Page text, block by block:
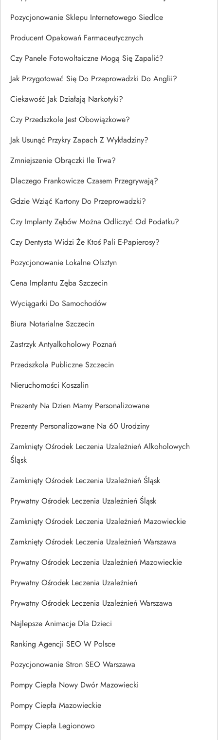
Pozycjonowanie Sklepu Internetowego Siedlce
Producent Opakowań Farmaceutycznych
Czy Panele Fotowoltaiczne Mogą Się Zapalić?
Jak Przygotować Się Do Przeprowadzki Do Anglii?
Ciekawość Jak Działają Narkotyki?
Czy Przedszkole Jest Obowiązkowe?
Jak Usunąć Przykry Zapach Z Wykładziny?
Zmniejszenie Obrączki Ile Trwa?
Dlaczego Frankowicze Czasem Przegrywają?
Gdzie Wziąć Kartony Do Przeprowadzki?
Czy Implanty Zębów Można Odliczyć Od Podatku?
Czy Dentysta Widzi Że Ktoś Pali E-Papierosy?
Pozycjonowanie Lokalne Olsztyn
Cena Implantu Zęba Szczecin
Wyciągarki Do Samochodów
Biura Notarialne Szczecin
Zastrzyk Antyalkoholowy Poznań
Przedszkola Publiczne Szczecin
Nieruchomości Koszalin
Prezenty Na Dzien Mamy Personalizowane
Prezenty Personalizowane Na 60 Urodziny
Zamknięty Ośrodek Leczenia Uzależnień Alkoholowych
Śląsk
Zamknięty Ośrodek Leczenia Uzależnień Śląsk
Prywatny Ośrodek Leczenia Uzależnień Śląsk
Zamknięty Ośrodek Leczenia Uzależnień Mazowieckie
Zamknięty Ośrodek Leczenia Uzależnień Warszawa
Prywatny Ośrodek Leczenia Uzależnień Mazowieckie
Prywatny Ośrodek Leczenia Uzależnień
Prywatny Ośrodek Leczenia Uzależnień Warszawa
Najlepsze Animacje Dla Dzieci
Ranking Agencji SEO W Polsce
Pozycjonowanie Stron SEO Warszawa
Pompy Ciepła Nowy Dwór Mazowiecki
Pompy Ciepła Mazowieckie
Pompy Ciepła Legionowo